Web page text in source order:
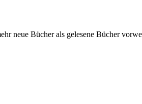
neue Bücher als gelesene Bücher